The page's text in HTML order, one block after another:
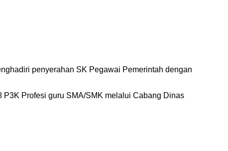
penyerahan SK Pegawai Pemerintah dengan
Profesi guru SMA/SMK melalui Cabang Dinas